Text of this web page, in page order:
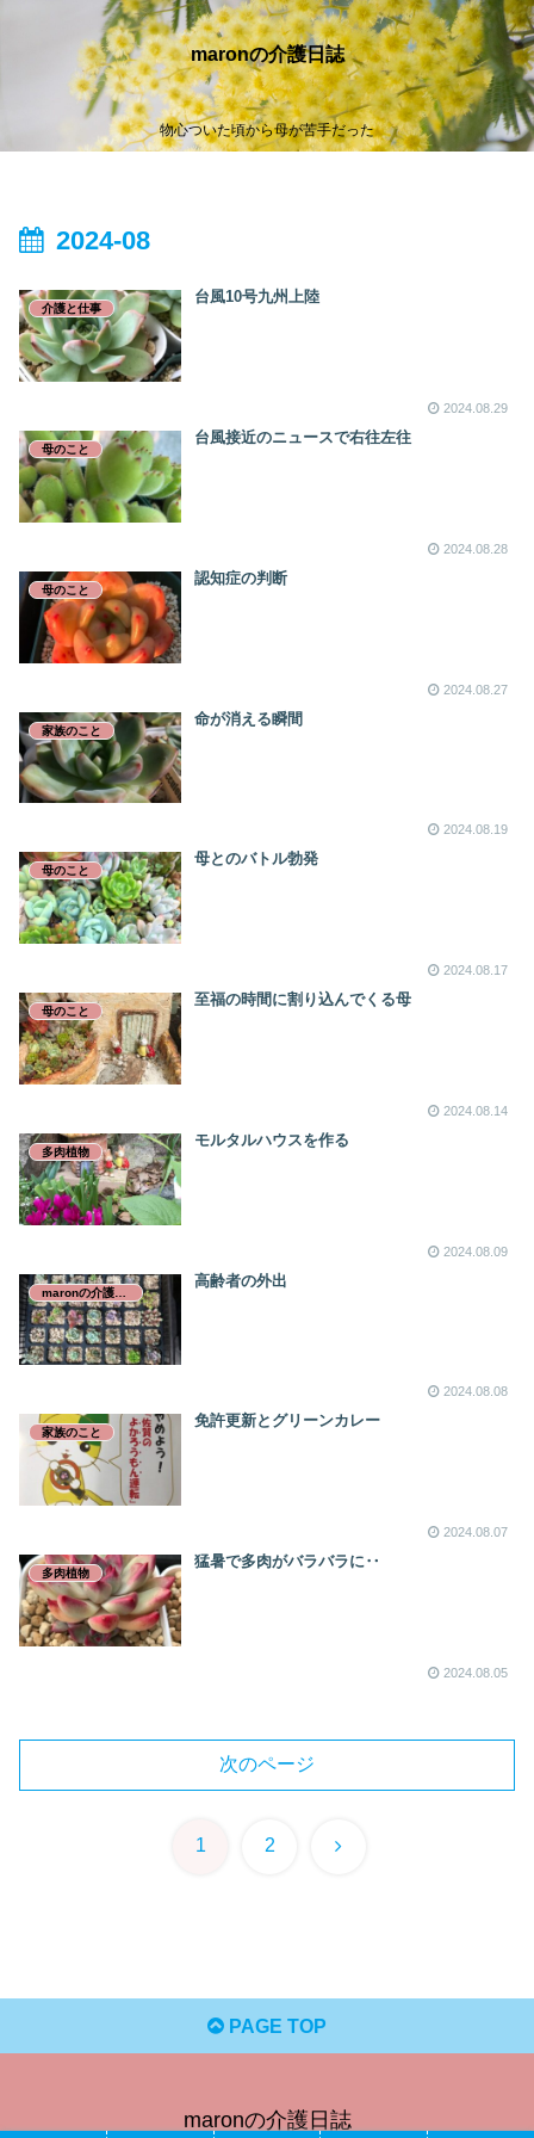
maronの介護日誌
物心ついた頃から母が苦手だった
2024-08
介護と仕事
台風10号九州上陸
2024.08.29
母のこと
台風接近のニュースで右往左往
2024.08.28
母のこと
認知症の判断
2024.08.27
家族のこと
命が消える瞬間
2024.08.19
母のこと
母とのバトル勃発
2024.08.17
母のこと
至福の時間に割り込んでくる母
2024.08.14
多肉植物
モルタルハウスを作る
2024.08.09
高齢者の外出
2024.08.08
家族のこと
免許更新とグリーンカレー
2024.08.07
多肉植物
猛暑で多肉がバラバラに‥
2024.08.05
次のページ
1 2 次
PAGE TOP
maronの介護日誌